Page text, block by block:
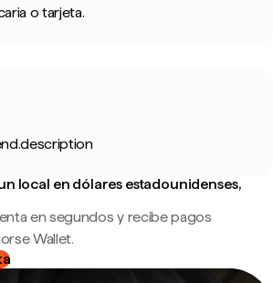
o tarjeta.
local en dólares estadounidenses,
en segundos y recibe pagos
Wallet.